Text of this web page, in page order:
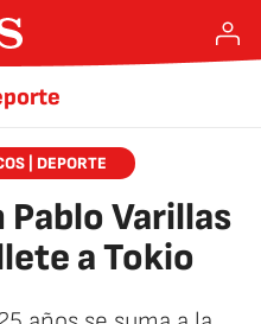
| DEPORTE
Pablo Varillas
a Tokio